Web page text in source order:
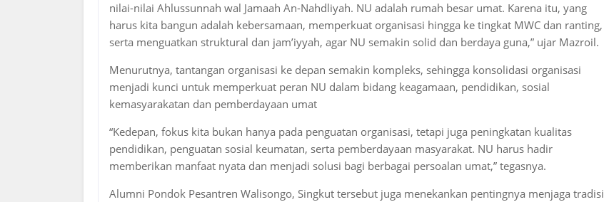
nilai-nilai Ahlussunnah wal Jamaah An-Nahdliyah. NU adalah rumah besar umat. Karena itu, yang
harus kita bangun adalah kebersamaan, memperkuat organisasi hingga ke tingkat MWC dan ranting,
serta menguatkan struktural dan jam’iyyah, agar NU semakin solid dan berdaya guna,” ujar Mazroil.
Menurutnya, tantangan organisasi ke depan semakin kompleks, sehingga konsolidasi organisasi
menjadi kunci untuk memperkuat peran NU dalam bidang keagamaan, pendidikan, sosial
kemasyarakatan dan pemberdayaan umat
“Kedepan, fokus kita bukan hanya pada penguatan organisasi, tetapi juga peningkatan kualitas
pendidikan, penguatan sosial keumatan, serta pemberdayaan masyarakat. NU harus hadir
memberikan manfaat nyata dan menjadi solusi bagi berbagai persoalan umat,” tegasnya.
Alumni Pondok Pesantren Walisongo, Singkut tersebut juga menekankan pentingnya menjaga tradisi